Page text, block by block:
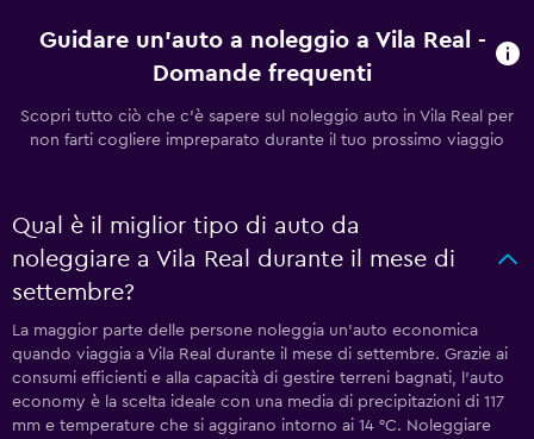
Guidare un'auto a noleggio a Vila Real -
Domande frequenti
Scopri tutto ciò che c'è sapere sul noleggio auto in Vila Real per
non farti cogliere impreparato durante il tuo prossimo viaggio
Qual è il miglior tipo di auto da
noleggiare a Vila Real durante il mese di
settembre?
La maggior parte delle persone noleggia un'auto economica
quando viaggia a Vila Real durante il mese di settembre. Grazie ai
consumi efficienti e alla capacità di gestire terreni bagnati, l'auto
economy è la scelta ideale con una media di precipitazioni di 117
mm e temperature che si aggirano intorno ai 14 °C. Noleggiare